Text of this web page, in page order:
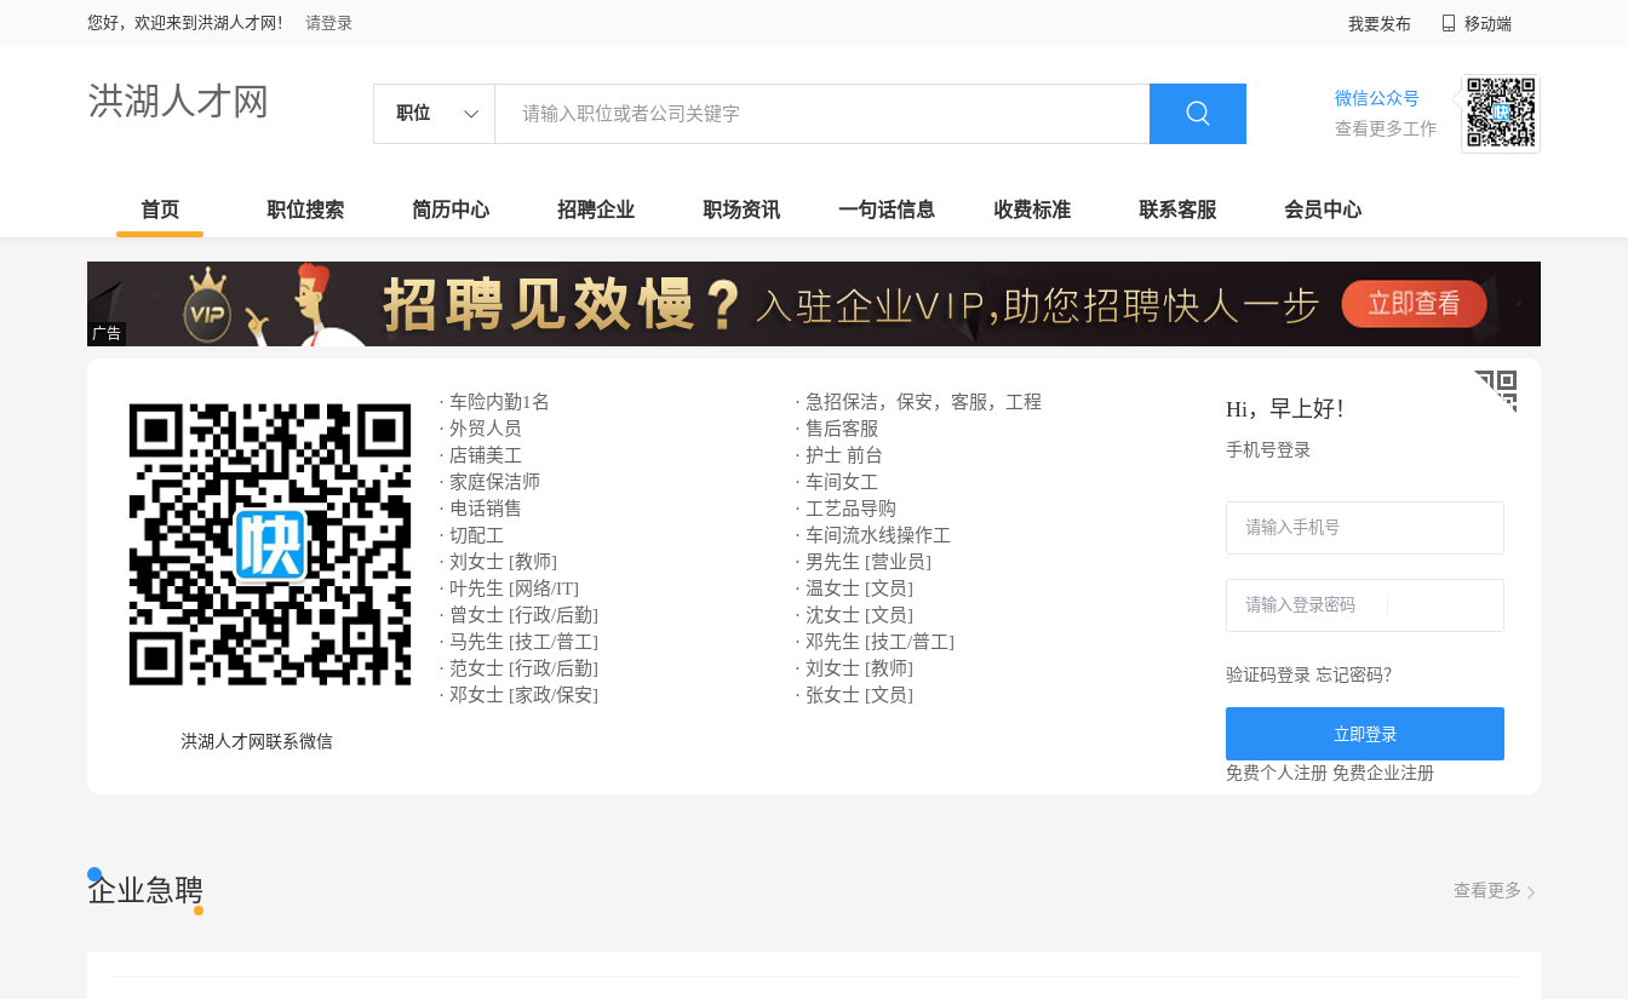
您好，欢迎来到洪湖人才网！ 请登录 我要发布 移动端
洪湖人才网 职位
微信公众号
查看更多工作
首页 职位搜索 简历中心 招聘企业 职场资讯 一句话信息 收费标准 联系客服 会员中心
广告
洪湖人才网联系微信
· 车险内勤1名
· 急招保洁，保安，客服，工程
· 外贸人员
· 售后客服
· 店铺美工
· 护士 前台
· 家庭保洁师
· 车间女工
· 电话销售
· 工艺品导购
· 切配工
· 车间流水线操作工
· 刘女士 [教师]
· 男先生 [营业员]
· 叶先生 [网络/IT]
· 温女士 [文员]
· 曾女士 [行政/后勤]
· 沈女士 [文员]
· 马先生 [技工/普工]
· 邓先生 [技工/普工]
· 范女士 [行政/后勤]
· 刘女士 [教师]
· 邓女士 [家政/保安]
· 张女士 [文员]
Hi， 早上好！
手机号登录
验证码登录 忘记密码？
立即登录
免费个人注册 免费企业注册
企业急聘 查看更多